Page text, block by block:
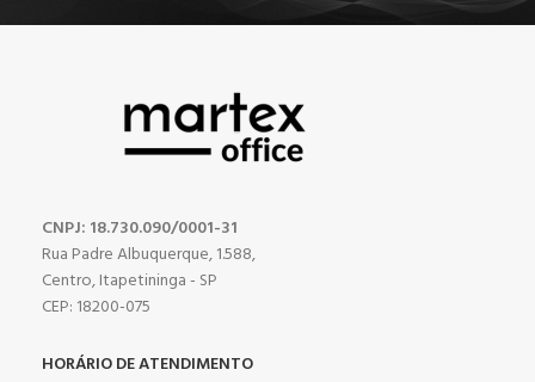
CNPJ: 18.730.090/0001-31
Rua Padre Albuquerque, 1.588,
Centro, Itapetininga - SP
CEP: 18200-075
HORÁRIO DE ATENDIMENTO